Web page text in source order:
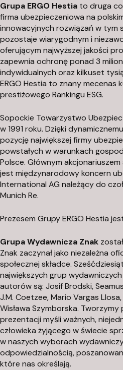
Grupa ERGO Hestia to druga
firma ubezpieczeniowa na
innowacyjnych rozwiązań w tym
pozostaje wiarygodnym i
oferującym najwyższej jakości
zapewnia ochronę ponad 3
indywidualnych oraz kilkuset
ERGO Hestia to znany mecenas
prestiżowego Rankingu ESG.
Sopockie Towarzystwo
w 1991 roku. Dzięki
pozycję największej firmy
powstałych w warunkach
Polsce. Głównym
jest międzynarodowy koncern
International AG należący do
Munich Re.
Prezesem Grupy ERGO Hestia
Grupa Wydawnicza Znak
Znak zaczynał jako niezależna
społecznej składce.
największych grup
autorów są: Josif Brodski,
J.M. Coetzee, Mario Vargas Llosa,
Wisława Szymborska.
prezentacji myśli ważnych,
człowieka żyjącego w świecie
w naszych wyborach
odpowiedzialnością,
które nas określają.